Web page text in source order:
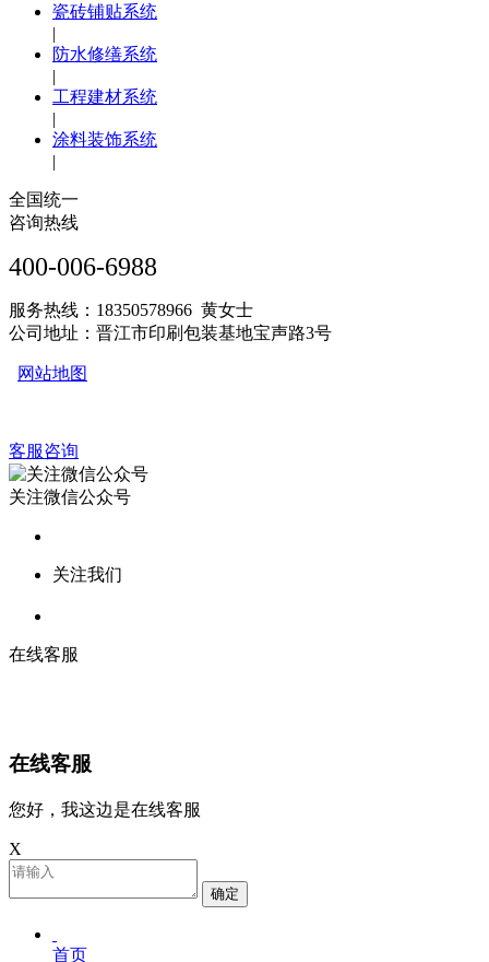
瓷砖铺贴系统
|
防水修缮系统
|
工程建材系统
|
涂料装饰系统
|
全国统一
咨询热线
400-006-6988
服务热线：18350578966 黄女士
公司地址：晋江市印刷包装基地宝声路3号
网站地图
客服咨询
关注微信公众号
关注我们
在线客服
在线客服
您好，我这边是在线客服
X
确定
首页